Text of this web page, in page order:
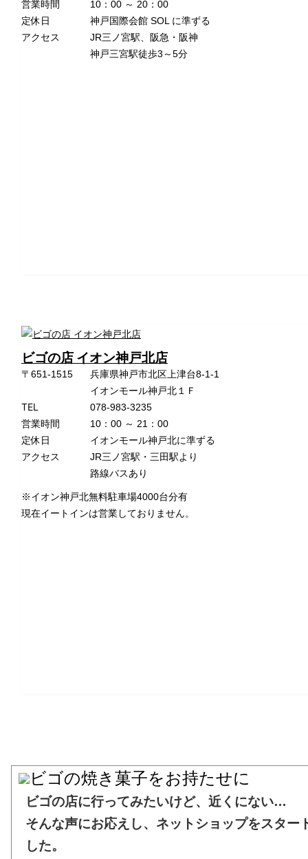
営業時間 10：00 ～ 20：00
定休日 神戸国際会館 SOL に準ずる
アクセス
JR三ノ宮駅、阪急・阪神
神戸三宮駅徒歩3～5分
ビゴの店 イオン神戸北店
〒651-1515
兵庫県神戸市北区上津台8-1-1
イオンモール神戸北１Ｆ
TEL 078-983-3235
営業時間 10：00 ～ 21：00
定休日 イオンモール神戸北に準ずる
アクセス
JR三ノ宮駅・三田駅より
路線バスあり
※イオン神戸北無料駐車場4000台分有
現在イートインは営業しておりません。
ビゴの店に行ってみたいけど、近くにない…
そんな声にお応えし、ネットショップをスター
した。